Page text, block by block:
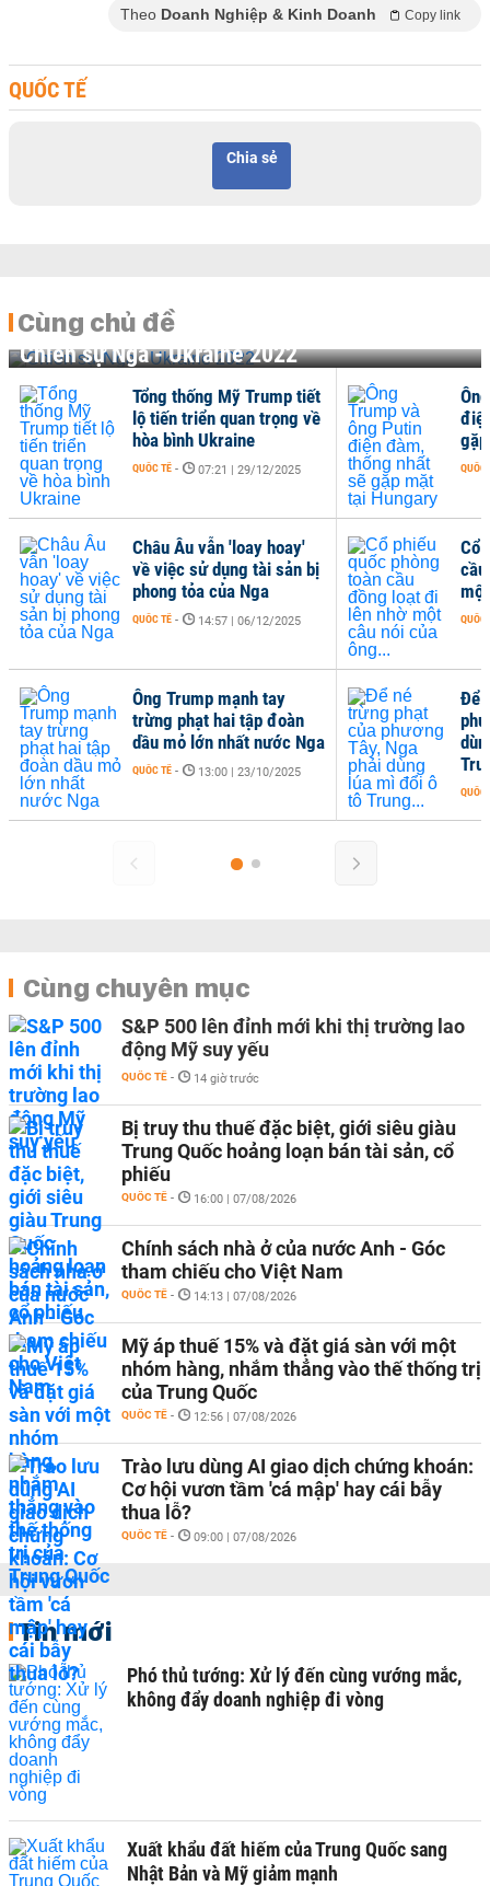
Theo Doanh Nghiệp & Kinh Doanh Copy link
QUỐC TẾ
Chia sẻ
Cùng chủ đề
Chiến sự Nga - Ukraine 2022
Tổng thống Mỹ Trump tiết
lộ tiến triển quan trọng về
hòa bình Ukraine
QUỐC TẾ - 07:21 | 29/12/2025
Châu Âu vẫn 'loay hoay'
về việc sử dụng tài sản bị
phong tỏa của Nga
QUỐC TẾ - 14:57 | 06/12/2025
Ông Trump mạnh tay
trừng phạt hai tập đoàn
dầu mỏ lớn nhất nước Nga
QUỐC TẾ - 13:00 | 23/10/2025
QUỐC
Cổ
QUỐC
Để
QUỐC
Cùng chuyên mục
S&P 500 lên đỉnh mới khi thị trường lao
động Mỹ suy yếu
QUỐC TẾ - 14 giờ trước
Bị truy thu thuế đặc biệt, giới siêu giàu
Trung Quốc hoảng loạn bán tài sản, cổ
phiếu
QUỐC TẾ - 16:00 | 07/08/2026
Chính sách nhà ở của nước Anh - Góc
tham chiếu cho Việt Nam
QUỐC TẾ - 14:13 | 07/08/2026
Mỹ áp thuế 15% và đặt giá sàn với một
nhóm hàng, nhắm thẳng vào thế thống trị
của Trung Quốc
QUỐC TẾ - 12:56 | 07/08/2026
Trào lưu dùng AI giao dịch chứng khoán:
Cơ hội vươn tầm 'cá mập' hay cái bẫy
thua lỗ?
QUỐC TẾ - 09:00 | 07/08/2026
Tin mới
Phó thủ tướng: Xử lý đến cùng vướng mắc,
không đẩy doanh nghiệp đi vòng
Xuất khẩu đất hiếm của Trung Quốc sang
Nhật Bản và Mỹ giảm mạnh